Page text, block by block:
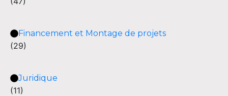
Financement et Montage de projets
(29)
Juridique
(11)